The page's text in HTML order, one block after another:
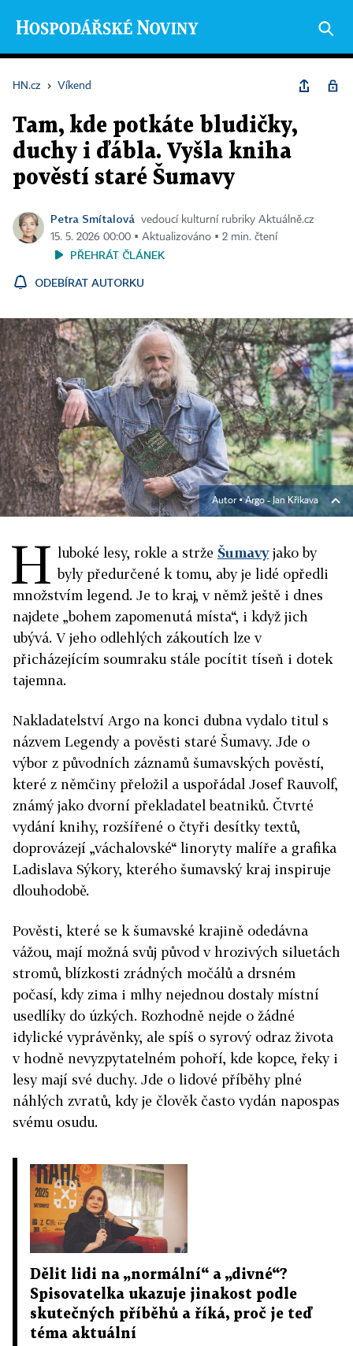
HN.cz › Víkend
Tam, kde potkáte bludičky,
duchy i ďábla. Vyšla kniha
pověstí staré Šumavy
Petra Smítalová
vedoucí kulturní rubriky Aktuálně.cz
15. 5. 2026 00:00 ▪ Aktualizováno ▪ 2 min. čtení
PŘEHRÁT ČLÁNEK
ODEBÍRAT AUTORKU
Autor ▪Argo - Jan Křikava
H luboké lesy, rokle a strže Šumavyjako by
byly předurčené k tomu, aby je lidé opředli
množstvím legend. Je to kraj, v němž ještě i dnes
najdete „bohem zapomenutá místa“, i když jich
ubývá. V jeho odlehlých zákoutích lze v
přicházejícím soumraku stále pocítit tíseň i dotek
tajemna.
Nakladatelství Argo na konci dubna vydalo titul s
názvem Legendy a pověsti staré Šumavy. Jde o
výbor z původních záznamů šumavských pověstí,
které z němčiny přeložil a uspořádal Josef Rauvolf,
známý jako dvorní překladatel beatniků. Čtvrté
vydání knihy, rozšířené o čtyři desítky textů,
doprovázejí „váchalovské“ linoryty malíře a grafika
Ladislava Sýkory, kterého šumavský kraj inspiruje
dlouhodobě.
Pověsti, které se k šumavské krajině odedávna
vážou, mají možná svůj původ v hrozivých siluetách
stromů, blízkosti zrádných močálů a drsném
počasí, kdy zima i mlhy nejednou dostaly místní
usedlíky do úzkých. Rozhodně nejde o žádné
idylické vyprávěnky, ale spíš o syrový odraz života
v hodně nevyzpytatelném pohoří, kde kopce, řeky i
lesy mají své duchy. Jde o lidové příběhy plné
náhlých zvratů, kdy je člověk často vydán napospas
svému osudu.
Dělit lidi na „normální“ a „divné“?
Spisovatelka ukazuje jinakost podle
skutečných příběhů a říká, proč je teď
téma aktuální